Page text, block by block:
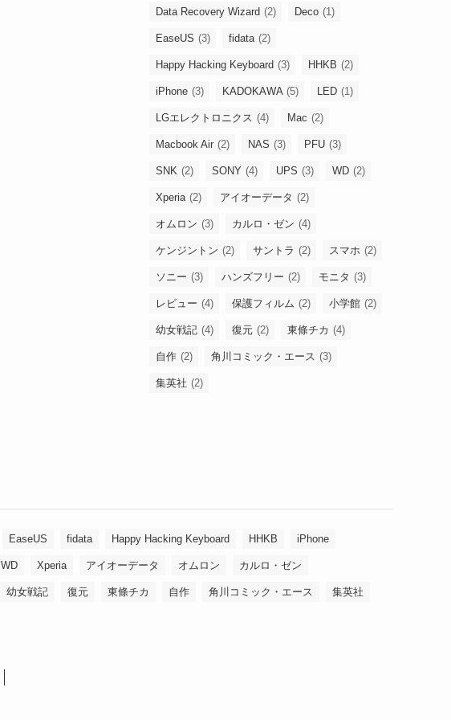
Data Recovery Wizard (2) Deco (1)
EaseUS (3) fidata (2)
Happy Hacking Keyboard (3) HHKB (2)
iPhone (3) KADOKAWA (5) LED (1)
LGエレクトロニクス (4) Mac (2)
Macbook Air (2) NAS (3) PFU (3)
SNK (2) SONY (4) UPS (3) WD (2)
Xperia (2) アイオーデータ (2)
オムロン (3) カルロ・ゼン (4)
ケンジントン (2) サントラ (2) スマホ (2)
ソニー (3) ハンズフリー (2) モニタ (3)
レビュー (4) 保護フィルム (2) 小学館 (2)
幼女戦記 (4) 復元 (2) 東條チカ (4)
自作 (2) 角川コミック・エース (3)
集英社 (2)
EaseUS fidata Happy Hacking Keyboard HHKB iPhone
WD Xperia アイオーデータ オムロン カルロ・ゼン
幼女戦記 復元 東條チカ 自作 角川コミック・エース 集英社